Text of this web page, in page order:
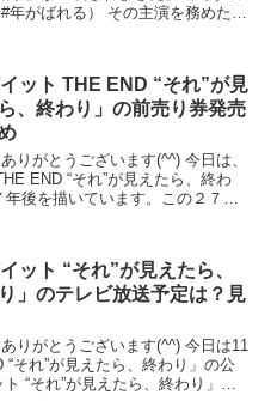
がばれる） その主演を務めた宮
イット THE END “それ”が見
、終わり」の前売り券発売
りがとうございます(^^) 今日は、
END “それ”が見えたら、終わ
後を描いています。この２７年
イット “それ”が見えたら、
」のテレビ放送予定は？見
りがとうございます(^^) 今日は11
それ”が見えたら、終わり」の公
“それ”が見えたら、終わり」を